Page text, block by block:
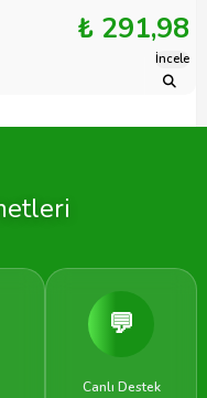
₺ 291,98
İncele
💬
Canlı Destek